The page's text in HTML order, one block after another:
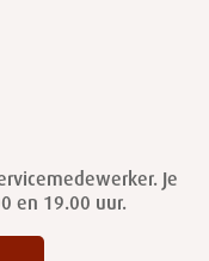
Je
en 19.00 uur.